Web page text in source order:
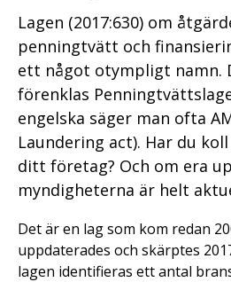
Lagen (2017:630) om
penningtvätt och
ett något otympligt namn.
förenklas
engelska säger man ofta
Laundering act). Har du
ditt företag? Och om era
myndigheterna är helt
Det är en lag som kom redan
uppdaterades och skärptes
lagen identifieras ett antal